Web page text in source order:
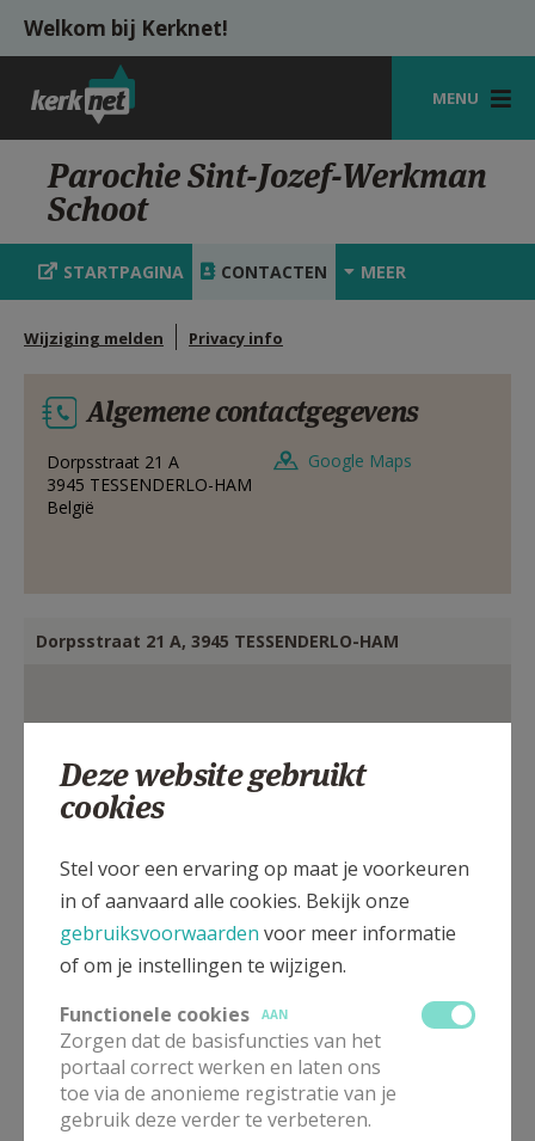
Overslaan en naar de inhoud gaan
Welkom bij Kerknet!
MENU
STARTPAGINA
KERK
VIERINGEN
HULP
MIJN PAROCHIE
AANMELDEN OF REGISTREREN
Parochie Sint-Jozef-Werkman
Schoot
STARTPAGINA CONTACTEN MEER
Wijziging melden Privacy info
Algemene contactgegevens
Dorpsstraat 21 A
3945 TESSENDERLO-HAM
België
Google Maps
Dorpsstraat 21 A, 3945 TESSENDERLO-HAM
Verantwoordelijke
abonneringen Kerk & Leven
Deze website gebruikt
cookies
Stel voor een ervaring op maat je voorkeuren
in of aanvaard alle cookies. Bekijk onze
gebruiksvoorwaarden voor meer informatie
of om je instellingen te wijzigen.
Functionele cookies
AAN
Zorgen dat de basisfuncties van het
portaal correct werken en laten ons
toe via de anonieme registratie van je
gebruik deze verder te verbeteren.